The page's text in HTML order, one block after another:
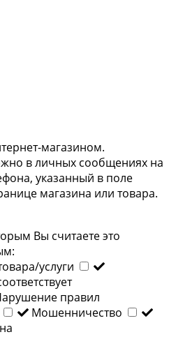
магазином.
в личных сообщениях на
, указанный в поле
магазина или товара.
Вы считаете это
услуги
правил
Мошенничество